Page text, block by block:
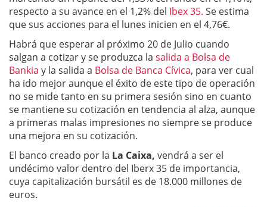
respecto a su avance en el 1,2% del Ibex 35. Se estima
que sus acciones para el lunes inicien en el 4,76€.
Habrá que esperar al próximo 20 de Julio cuando
salgan a cotizar y se produzca la salida a Bolsa de
Bankia y la salida a Bolsa de Banca Cívica, para ver cual
ha ido mejor aunque el éxito de este tipo de operación
no se mide tanto en su primera sesión sino en cuanto
se mantiene su cotización en tendencia al alza, aunque
a primeras malas impresiones no siempre se produce
una mejora en su cotización.
El banco creado por la La Caixa, vendrá a ser el
undécimo valor dentro del Iberx 35 de importancia,
cuya capitalización bursátil es de 18.000 millones de
euros.